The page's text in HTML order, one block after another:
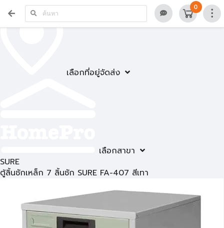
เลือกที่อยู่จัดส่ง
เลือกสาขา
0
SURE
ตู้ลิ้นชักเหล็ก 7 ลิ้นชัก SURE FA-407 สีเทา